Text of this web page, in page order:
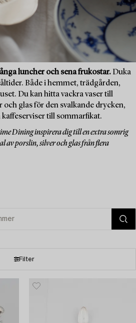
luncher och sena frukostar. Duka
Både i hemmet, trädgården,
Du kan hitta vackra vaser till
glas för den svalkande drycken,
till sommarfikat.
Dining inspirera dig till en extra somrig
av porslin, silver och glas från flera
Filter